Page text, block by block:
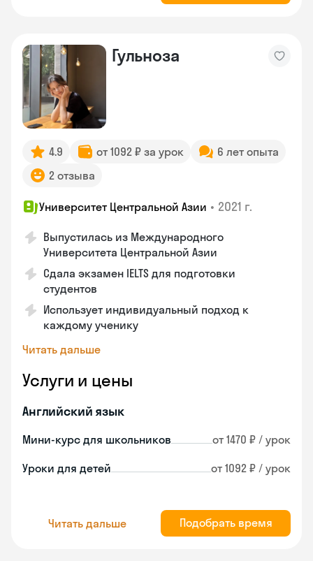
Гульноза
4.9 от 1092 ₽ за урок
6 лет опыта
2 отзыва
Университет Центральной Азии • 2021 г.
Выпустилась из Международного
Университета Центральной Азии
Сдала экзамен IELTS для подготовки
студентов
Использует индивидуальный подход к
каждому ученику
Читать дальше
Услуги и цены
Английский язык
Мини-курс для школьников от 1470 ₽ / урок
Уроки для детей от 1092 ₽ / урок
Читать дальше Подобрать время